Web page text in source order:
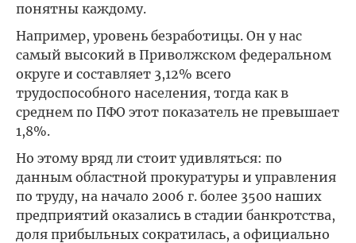
понятны каждому.
Например, уровень безработицы. Он у нас
самый высокий в Приволжском федеральном
округе и составляет 3,12% всего
трудоспособного населения, тогда как в
среднем по ПФО этот показатель не превышает
1,8%.
Но этому вряд ли стоит удивляться: по
данным областной прокуратуры и управления
по труду, на начало 2006 г. более 3500 наших
предприятий оказались в стадии банкротства,
доля прибыльных сократилась, а официально